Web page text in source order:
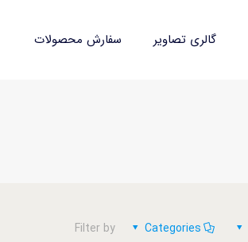
گالری تصاویر سفارش محصولات
Filter by Categories